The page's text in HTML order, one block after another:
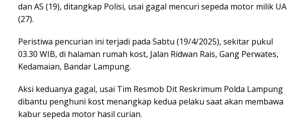
dan AS (19), ditangkap Polisi, usai gagal mencuri sepeda motor milik UA
(27).
Peristiwa pencurian ini terjadi pada Sabtu (19/4/2025), sekitar pukul
03.30 WIB, di halaman rumah kost, Jalan Ridwan Rais, Gang Perwates,
Kedamaian, Bandar Lampung.
Aksi keduanya gagal, usai Tim Resmob Dit Reskrimum Polda Lampung
dibantu penghuni kost menangkap kedua pelaku saat akan membawa
kabur sepeda motor hasil curian.